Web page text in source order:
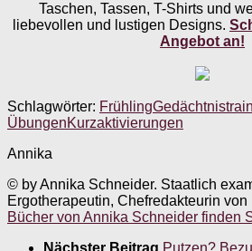
Taschen, Tassen, T-Shirts und
liebevollen und lustigen Designs.
Angebot an!
Schlagwörter: Frühling
ÜbungenKurzaktivierungen
Annika
© by Annika Schneider. Staatlich
Ergotherapeutin, Chefredakteurin
Bücher von Annika Schneider finden